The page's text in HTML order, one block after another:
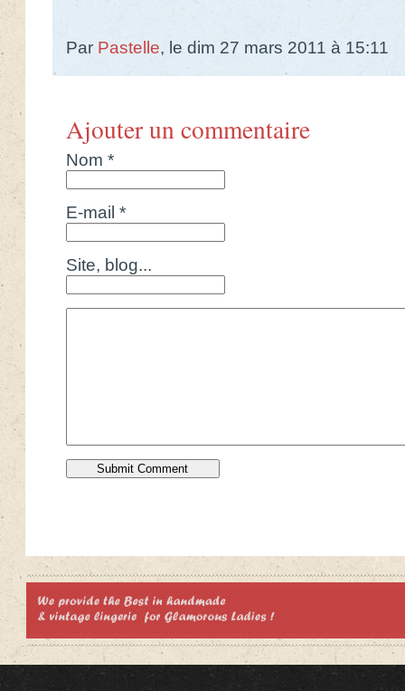
Par Pastelle, le dim 27 mars 2011 à 15:11
Ajouter un commentaire
Nom *
E-mail *
Site, blog...